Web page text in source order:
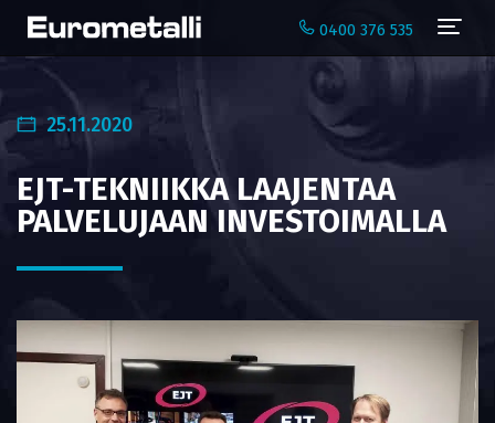
0400 376 535
25.11.2020
EJT-TEKNIIKKA LAAJENTAA
PALVELUJAAN INVESTOIMALLA